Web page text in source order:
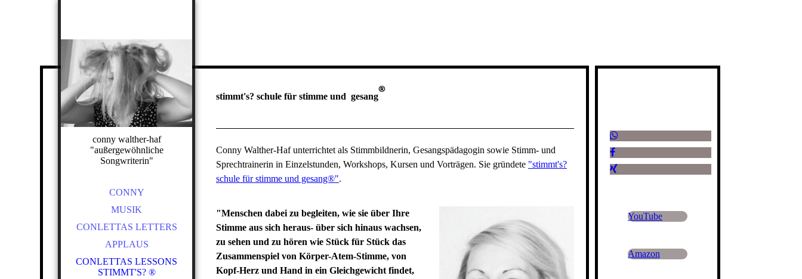
conny walther-haf
"außergewöhnliche
Songwriterin"
CONNY
MUSIK
CONLETTAS LETTERS
APPLAUS
CONLETTAS LESSONS
STIMMT'S? ®
stimmt's? schule für stimme und gesang®
Conny Walther-Haf unterrichtet als Stimmbildnerin, Gesangspädagogin sowie Stimm- und
Sprechtrainerin in Einzelstunden, Workshops, Kursen und Vorträgen. Sie gründete "stimmt's?
schule für stimme und gesang®".
"Menschen dabei zu begleiten, wie sie über Ihre
Stimme aus sich heraus- über sich hinaus wachsen,
zu sehen und zu hören wie Stück für Stück das
Zusammenspiel von Körper-Atem-Stimme, von
Kopf-Herz und Hand in ein Gleichgewicht findet,
YouTube
Amazon